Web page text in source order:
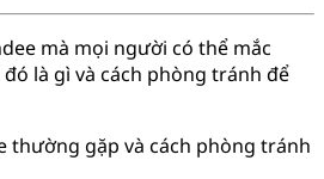
mà mọi người có thể mắc
là gì và cách phòng tránh để